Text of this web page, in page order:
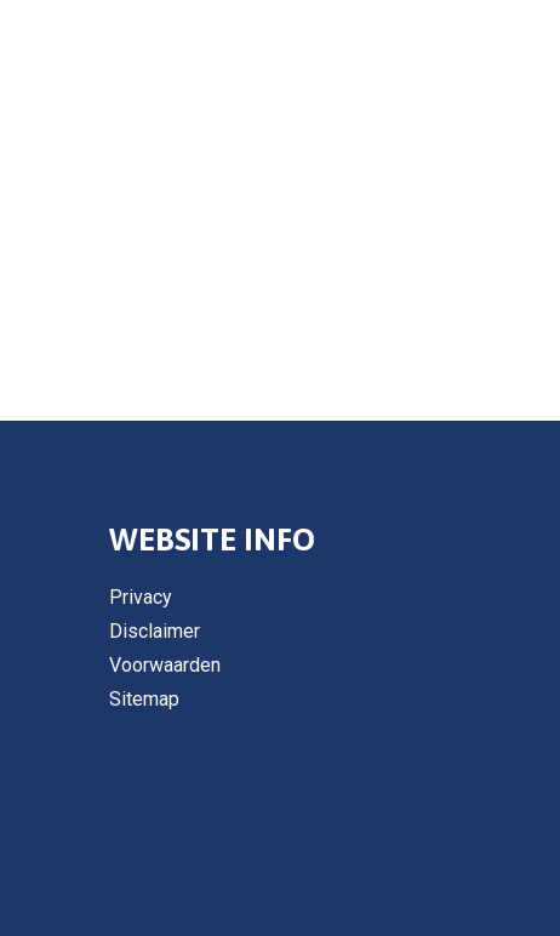
WEBSITE INFO
Privacy
Disclaimer
Voorwaarden
Sitemap